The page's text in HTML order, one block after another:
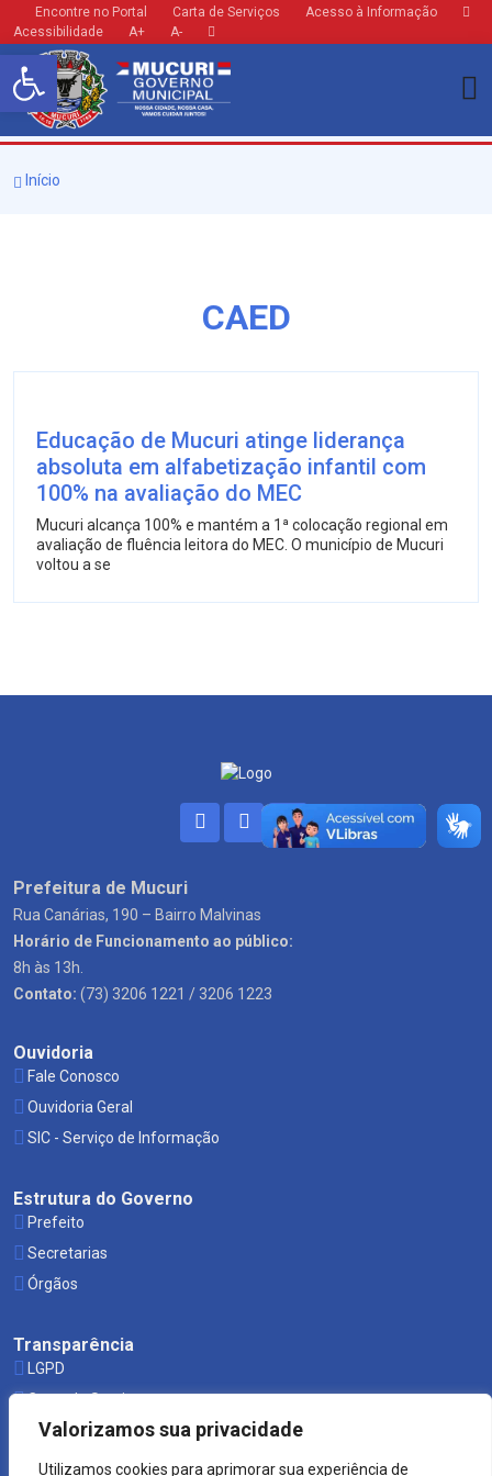
Barra de Ferramentas Aberta
Valorizamos sua privacidade
Utilizamos cookies para aprimorar sua experiência de
Encontre no Portal Carta de Serviços
Acesso à Informação
Acessibilidade
A+ A-
Início
CAED
Educação de Mucuri atinge liderança
absoluta em alfabetização infantil com
100% na avaliação do MEC
Mucuri alcança 100% e mantém a 1ª colocação regional em
avaliação de fluência leitora do MEC. O município de Mucuri
voltou a se
Prefeitura de Mucuri
Rua Canárias, 190 – Bairro Malvinas
Horário de Funcionamento ao público:
8h às 13h.
Contato: (73) 3206 1221 / 3206 1223
Ouvidoria
Fale Conosco
Ouvidoria Geral
SIC - Serviço de Informação
Estrutura do Governo
Prefeito
Secretarias
Órgãos
Transparência
LGPD
Carta de Serviços
Leis Municipais